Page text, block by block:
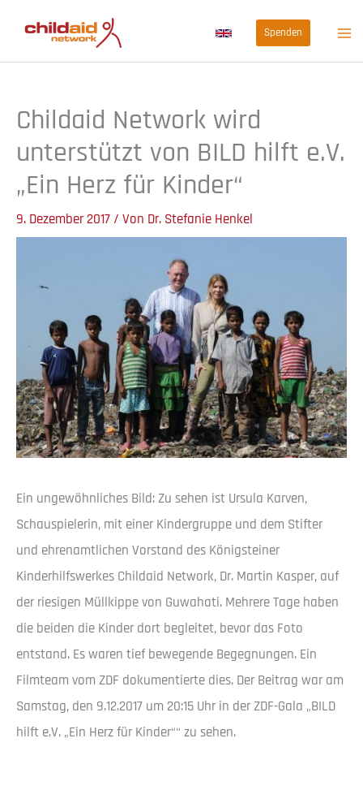
Inhalt
springen
Spenden
Childaid Network wird
unterstützt von BILD hilft e.V.
„Ein Herz für Kinder“
9. Dezember 2017 / Von Dr. Stefanie Henkel
Ein ungewöhnliches Bild: Zu sehen ist Ursula Karven,
Schauspielerin, mit einer Kindergruppe und dem Stifter
und ehrenamtlichen Vorstand des Königsteiner
Kinderhilfswerkes Childaid Network, Dr. Martin Kasper, auf
der riesigen Müllkippe von Guwahati. Mehrere Tage haben
die beiden die Kinder dort begleitet, bevor das Foto
entstand. Es waren tief bewegende Begegnungen. Ein
Filmteam vom ZDF dokumentierte dies. Der Beitrag war am
Samstag, den 9.12.2017 um 20:15 Uhr in der ZDF-Gala „BILD
hilft e.V. „Ein Herz für Kinder““ zu sehen.